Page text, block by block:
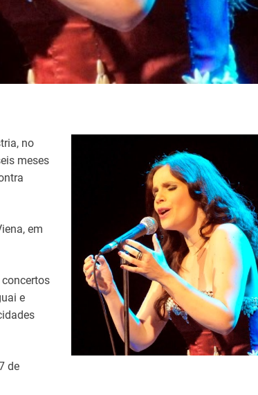
no
meses
em
e
de